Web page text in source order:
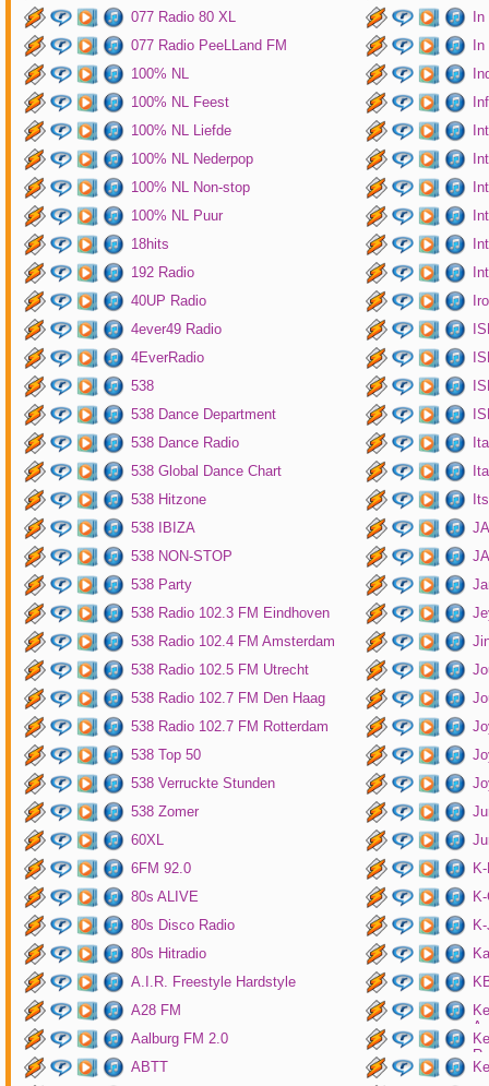
077 Radio 80 XL
077 Radio PeeLLand FM
100% NL
100% NL Feest
100% NL Liefde
100% NL Nederpop
100% NL Non-stop
100% NL Puur
18hits
192 Radio
40UP Radio
4ever49 Radio
4EverRadio
538
538 Dance Department
538 Dance Radio
538 Global Dance Chart
538 Hitzone
538 IBIZA
538 NON-STOP
538 Party
538 Radio 102.3 FM Eindhoven
538 Radio 102.4 FM Amsterdam
538 Radio 102.5 FM Utrecht
538 Radio 102.7 FM Den Haag
538 Radio 102.7 FM Rotterdam
538 Top 50
538 Verruckte Stunden
538 Zomer
60XL
6FM 92.0
80s ALIVE
80s Disco Radio
80s Hitradio
A.I.R. Freestyle Hardstyle
A28 FM
Aalburg FM 2.0
ABTT